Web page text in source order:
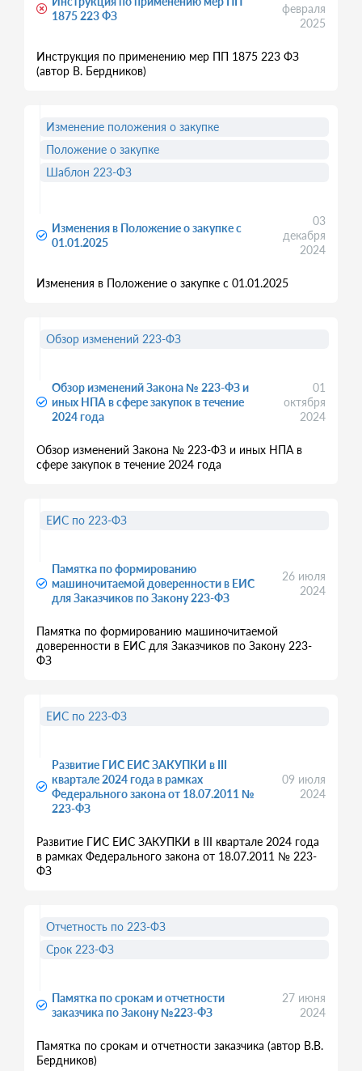
1875 223 ФЗ
февраля
2025
Инструкция по применению мер ПП 1875 223 ФЗ
(автор В. Бердников)
Изменения в Положение о закупке с
01.01.2025
03
декабря
2024
Изменения в Положение о закупке с 01.01.2025
Изменение положения о закупке
Положение о закупке
Шаблон 223-ФЗ
Обзор изменений Закона № 223-ФЗ и
иных НПА в сфере закупок в течение
2024 года
01
октября
2024
Обзор изменений Закона № 223-ФЗ и иных НПА в
сфере закупок в течение 2024 года
Обзор изменений 223-ФЗ
Памятка по формированию
машиночитаемой доверенности в ЕИС
для Заказчиков по Закону 223-ФЗ
26 июля
2024
Памятка по формированию машиночитаемой
доверенности в ЕИС для Заказчиков по Закону 223-
ФЗ
ЕИС по 223-ФЗ
Развитие ГИС ЕИС ЗАКУПКИ в III
квартале 2024 года в рамках
Федерального закона от 18.07.2011 №
223-ФЗ
09 июля
2024
Развитие ГИС ЕИС ЗАКУПКИ в III квартале 2024 года
в рамках Федерального закона от 18.07.2011 № 223-
ФЗ
ЕИС по 223-ФЗ
Памятка по срокам и отчетности
заказчика по Закону №223-ФЗ
27 июня
2024
Памятка по срокам и отчетности заказчика (автор В.В.
Бердников)
Отчетность по 223-ФЗ
Срок 223-ФЗ